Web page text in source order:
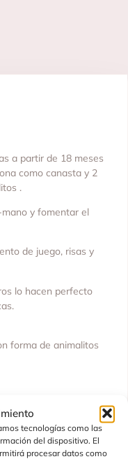
tecnologías como las
del dispositivo. El
procesar datos como
a partir de 18 meses
como canasta y 2
.
y fomentar el
de juego, risas y
lo hacen perfecto
forma de animalitos